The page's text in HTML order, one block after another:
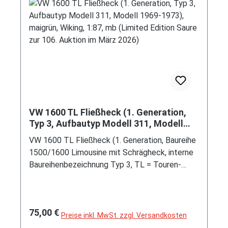
+ Sicherheits-Lenkrad ohne sichtbare Nabe +
Handschuhfachklappe mit Schriftzug Olympia
+ Armlehnen + Drehfenster zur zugfreien
gegen Mehrpreis: 1,7 Liter-Motor, voll- und
sperrsynchronisiertes 3-Gang-Schaltgetriebe
mit Lenkradschaltung, Hinterradantrieb, Motor:
Opel Typ 1,7 Liter wassergekühlter
Vierzylinder-Reihen-Viertakt-Otto mit einem
Opel-Fallstromvergaser Lizenz Carter und eine
valves) und 2 hängende Ventile pro Zylinder
sowie 1680 cm³ und 55 PS, Radstand 2541
VW 1600 TL Fließheck (1. Generation,
Typ 3, Aufbautyp Modell 311, Modell
1969-1973), maigrün, Wiking, 1:87, mb
(Limited Edition Saure zur 106. Auktion
im März 2026)
VW 1600 TL Fließheck (1. Generation, Baureihe
1500/1600 Limousine mit Schrägheck, interne
Baureihenbezeichnung Typ 3, TL = Touren-
Stahlkurbeldach, zweitürige
Regulärer Preis:
75,00 € Preise inkl. MwSt. zzgl. Versandkosten